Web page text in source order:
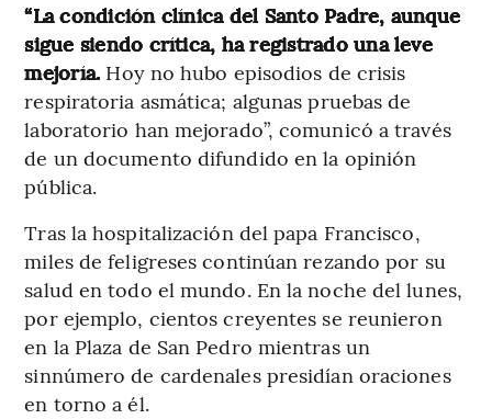
“La condición clínica del Santo Padre, aunque
sigue siendo crítica, ha registrado una leve
mejoría. Hoy no hubo episodios de crisis
respiratoria asmática; algunas pruebas de
laboratorio han mejorado”, comunicó a través
de un documento difundido en la opinión
pública.
Tras la hospitalización del papa Francisco,
miles de feligreses continúan rezando por su
salud en todo el mundo. En la noche del lunes,
por ejemplo, cientos creyentes se reunieron
en la Plaza de San Pedro mientras un
sinnúmero de cardenales presidían oraciones
en torno a él.